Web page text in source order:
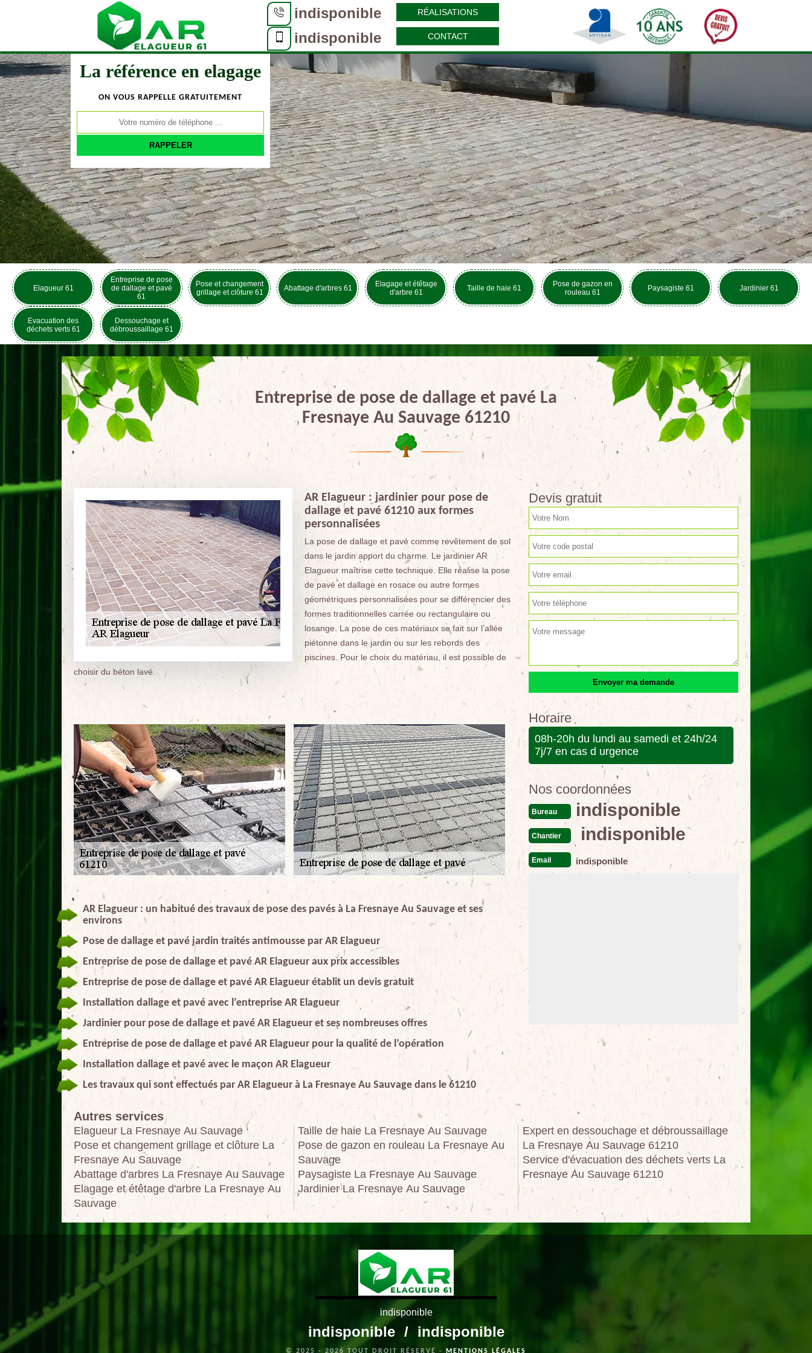
indisponible
indisponible
RÉALISATIONS
CONTACT
La référence en elagage
ON VOUS RAPPELLE GRATUITEMENT
Elagueur 61
Entreprise de pose
de dallage et pavé
61
Pose et changement
grillage et clôture 61
Abattage d'arbres 61
Elagage et étêtage
d'arbre 61
Taille de haie 61
Pose de gazon en
rouleau 61
Paysagiste 61 Jardinier 61
Evacuation des
déchets verts 61
Dessouchage et
débroussaillage 61
Entreprise de pose de dallage et pavé La
Fresnaye Au Sauvage 61210
AR Elagueur : jardinier pour pose de
dallage et pavé 61210 aux formes
personnalisées
La pose de dallage et pavé comme revêtement de sol
dans le jardin apport du charme. Le jardinier AR
Elagueur maîtrise cette technique. Elle réalise la pose
de pavé et dallage en rosace ou autre formes
géométriques personnalisées pour se différencier des
formes traditionnelles carrée ou rectangulaire ou
losange. La pose de ces matériaux se fait sur l’allée
piétonne dans le jardin ou sur les rebords des
piscines. Pour le choix du matériau, il est possible de
choisir du béton lavé.
AR Elagueur : un habitué des travaux de pose des pavés à La Fresnaye Au Sauvage et ses
environs
Pose de dallage et pavé jardin traités antimousse par AR Elagueur
Entreprise de pose de dallage et pavé AR Elagueur aux prix accessibles
Entreprise de pose de dallage et pavé AR Elagueur établit un devis gratuit
Installation dallage et pavé avec l’entreprise AR Elagueur
Jardinier pour pose de dallage et pavé AR Elagueur et ses nombreuses offres
Entreprise de pose de dallage et pavé AR Elagueur pour la qualité de l’opération
Installation dallage et pavé avec le maçon AR Elagueur
Les travaux qui sont effectués par AR Elagueur à La Fresnaye Au Sauvage dans le 61210
Devis gratuit
Horaire
08h-20h du lundi au samedi et 24h/24
7j/7 en cas d urgence
Nos coordonnées
Bureau indisponible
Chantier indisponible
Email indisponible
Autres services
Elagueur La Fresnaye Au Sauvage
Pose et changement grillage et clôture La
Fresnaye Au Sauvage
Abattage d'arbres La Fresnaye Au Sauvage
Elagage et étêtage d'arbre La Fresnaye Au
Sauvage
Taille de haie La Fresnaye Au Sauvage
Pose de gazon en rouleau La Fresnaye Au
Sauvage
Paysagiste La Fresnaye Au Sauvage
Jardinier La Fresnaye Au Sauvage
Expert en dessouchage et débroussaillage
La Fresnaye Au Sauvage 61210
Service d'évacuation des déchets verts La
Fresnaye Au Sauvage 61210
indisponible
indisponible / indisponible
© 2025 - 2026 TOUT DROIT RÉSERVÉ - MENTIONS LÉGALES